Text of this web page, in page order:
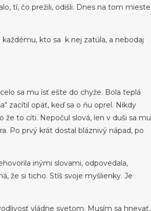
tí, čo prežili, odišli. Dnes na tom mieste
každému, kto sa k nej zatúla, a nebodaj
sa mu ísť ešte do chyže. Bola teplá
zacítil opäť, keď sa o ňu oprel. Nikdy
že to cíti. Nepočul slová, len v duši sa mu
Po prvý krát dostal bláznivý nápad, po
inými slovami, odpovedala,
že si ticho. Stíš svoje myšlienky. Je
vládne svetom. Musím sa hnevať,